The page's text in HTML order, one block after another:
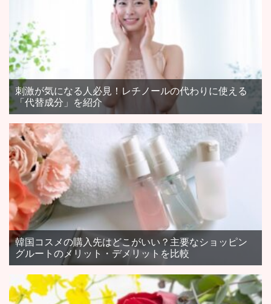
刺激が気になる人必見！レチノールの代わりに使える
「代替成分」を紹介
韓国コスメの購入先はどこがいい？主要なショッピン
グルートのメリット・デメリットを比較